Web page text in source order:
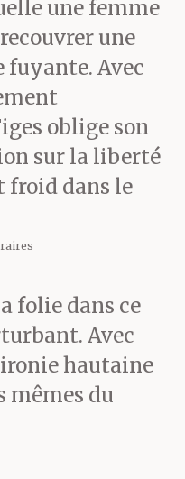
entrer
la
C’était
qui
Je
et une
arbres
Le
planté
une femme
une
Avec
oblige son
sur la liberté
dans le
folie dans ce
Avec
ironie hautaine
mêmes du